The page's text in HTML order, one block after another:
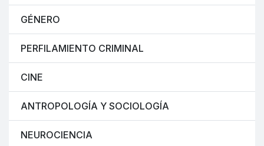
GÉNERO
PERFILAMIENTO CRIMINAL
CINE
ANTROPOLOGÍA Y SOCIOLOGÍA
NEUROCIENCIA